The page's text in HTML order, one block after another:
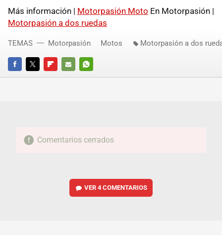
Más información | Motorpasión Moto En Motorpasión |
Motorpasión a dos ruedas
FACEBOOKTWITTERFLIPBOARD
E-
WHATSAPP
TEMAS Motorpasión Motos Motorpasión a dos
Comentarios cerrados
VER4 COMENTARIOS